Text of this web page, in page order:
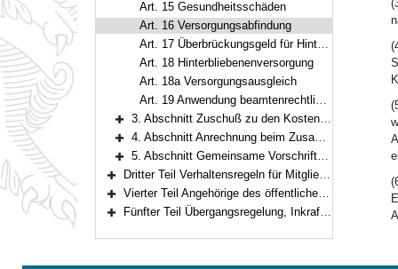
Art. 15 Gesundheitsschäden
Art. 16 Versorgungsabfindung
Art. 17 Überbrückungsgeld für Hinterbliebene
Art. 18 Hinterbliebenenversorgung
Art. 18a Versorgungsausgleich
Art. 19 Anwendung beamtenrechtlicher Vorschriften
Bereich erweitern
3. Abschnitt Zuschuß zu den Kosten in Krankheits-, Pflege- und Geburtsfällen, Unterstützungen (Art. 20–21)
Bereich erweitern
4. Abschnitt Anrechnung beim Zusammentreffen mehrerer Bezüge aus öffentlichen Kassen (Art. 22)
Bereich erweitern
5. Abschnitt Gemeinsame Vorschriften (Art. 23–27a)
Bereich erweitern
Dritter Teil Verhaltensregeln für Mitglieder des Bayerischen Landtags (Art. 28–40)
Bereich erweitern
Vierter Teil Angehörige des öffentlichen Dienstes im Bayerischen Landtag (Art. 41–49)
Fünfter Teil Übergangsregelung, Inkrafttreten (Art. 50–63)